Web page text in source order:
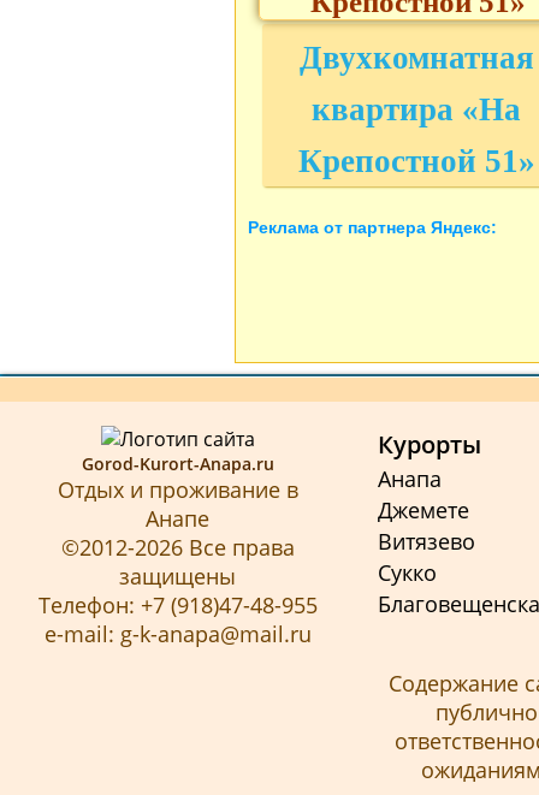
Двухкомнатная
квартира «На
Крепостной 51»
Реклама от партнера Яндекс:
Gorod-Kurort-Anapa.ru
Отдых и проживание в
Анапе
©2012-2026 Все права
защищены
Телефон: +7 (918)47-48-955
e-mail: g-k-anapa@mail.ru
Курорты
Анапа
Джемете
Витязево
Сукко
Содержание